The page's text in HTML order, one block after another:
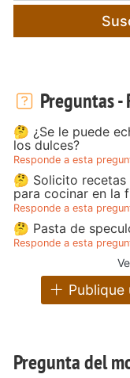
Preguntas -
🤔 ¿Se le puede
los dulces?
Responde a esta
🤔 Solicito recetas
para cocinar en la
Responde a esta
🤔 Pasta de
Responde a esta
Publique
Pregunta del